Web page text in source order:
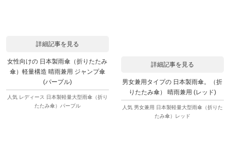
詳細記事を見る
女性向けの 日本製雨傘（折りたたみ
傘）軽量構造 晴雨兼用 ジャンプ傘
(パープル)
人気 レディース 日本製軽量大型雨傘（折り
たたみ傘）パープル
詳細記事を見る
男女兼用タイプの 日本製雨傘。（折
りたたみ傘） 晴雨兼用 (レッド)
人気 男女兼用 日本製軽量大型雨傘（折りた
たみ傘）レッド